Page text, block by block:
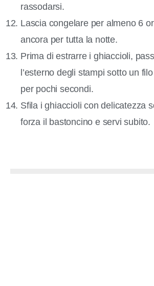
rassodarsi.
Lascia congelare per almeno 6
ancora per tutta la notte.
Prima di estrarre i ghiaccioli,
l’esterno degli stampi sotto un
per pochi secondi.
Sfila i ghiaccioli con delicatezza
forza il bastoncino e servi subito.